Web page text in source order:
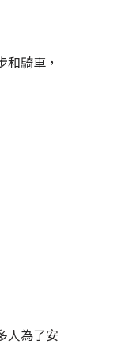
騎車，
人為了安